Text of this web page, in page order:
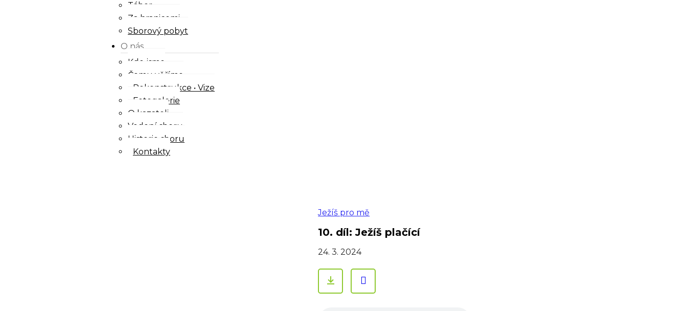
Tábor
Za hranicemi
Sborový pobyt
O nás
Kdo jsme
Čemu věříme
Rekonstrukce • Vize
Fotogalerie
O kazateli
Vedení sboru
Historie sboru
Kontakty
Ježíš pro mě
10. díl: Ježíš plačící
24. 3. 2024